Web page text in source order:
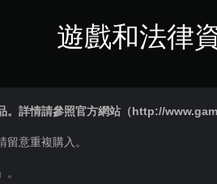
遊戲和法律
。詳情請參照官方網站（http://
意重複購入。